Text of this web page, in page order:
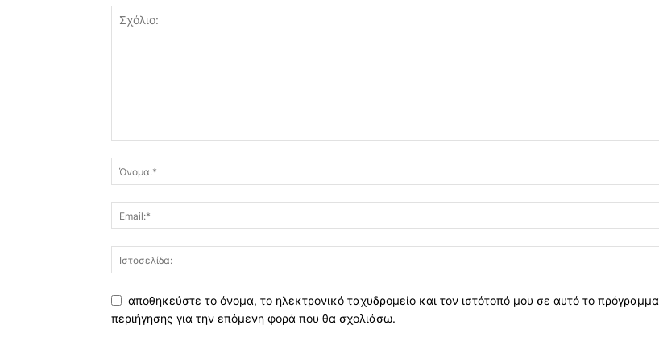
αποθηκεύστε το όνομα, το ηλεκτρονικό ταχυδρομείο και τον ιστότοπό μου σε αυτό το πρόγραμμα
περιήγησης για την επόμενη φορά που θα σχολιάσω.